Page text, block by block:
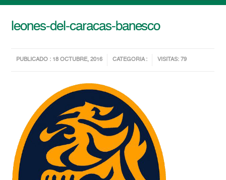
leones-del-caracas-banesco
PUBLICADO : 18 OCTUBRE, 2016 CATEGORIA : VISITAS: 79